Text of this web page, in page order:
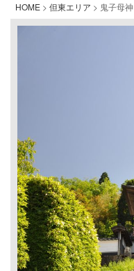
HOME > 但東エリア > 鬼子母神